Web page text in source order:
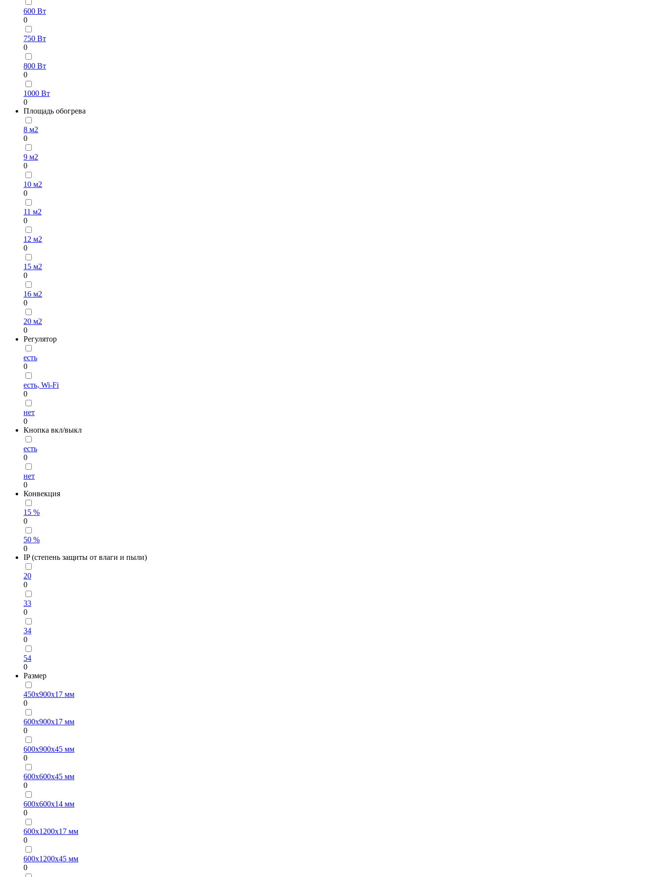
600 Вт
0
750 Вт
0
800 Вт
0
1000 Вт
0
Площадь обогрева
8 м2
0
9 м2
0
10 м2
0
11 м2
0
12 м2
0
15 м2
0
16 м2
0
20 м2
0
Регулятор
есть
0
есть, Wi-Fi
0
нет
0
Кнопка вкл/выкл
есть
0
нет
0
Конвекция
15 %
0
50 %
0
IP (степень защиты от влаги и пыли)
20
0
33
0
34
0
54
0
Размер
450х900х17 мм
0
600х900х17 мм
0
600х900х45 мм
0
600х600х45 мм
0
600х600х14 мм
0
600х1200х17 мм
0
600х1200х45 мм
0